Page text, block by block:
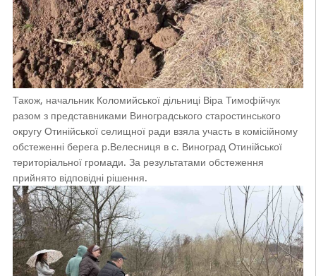
Також, начальник Коломийської дільниці Віра Тимофійчук
разом з представниками Виноградського старостинського
округу Отинійської селищної ради взяла участь в комісійному
обстеженні берега р.Велесниця в с. Виноград Отинійської
територіальної громади. За результатами обстеження
прийнято відповідні рішення.